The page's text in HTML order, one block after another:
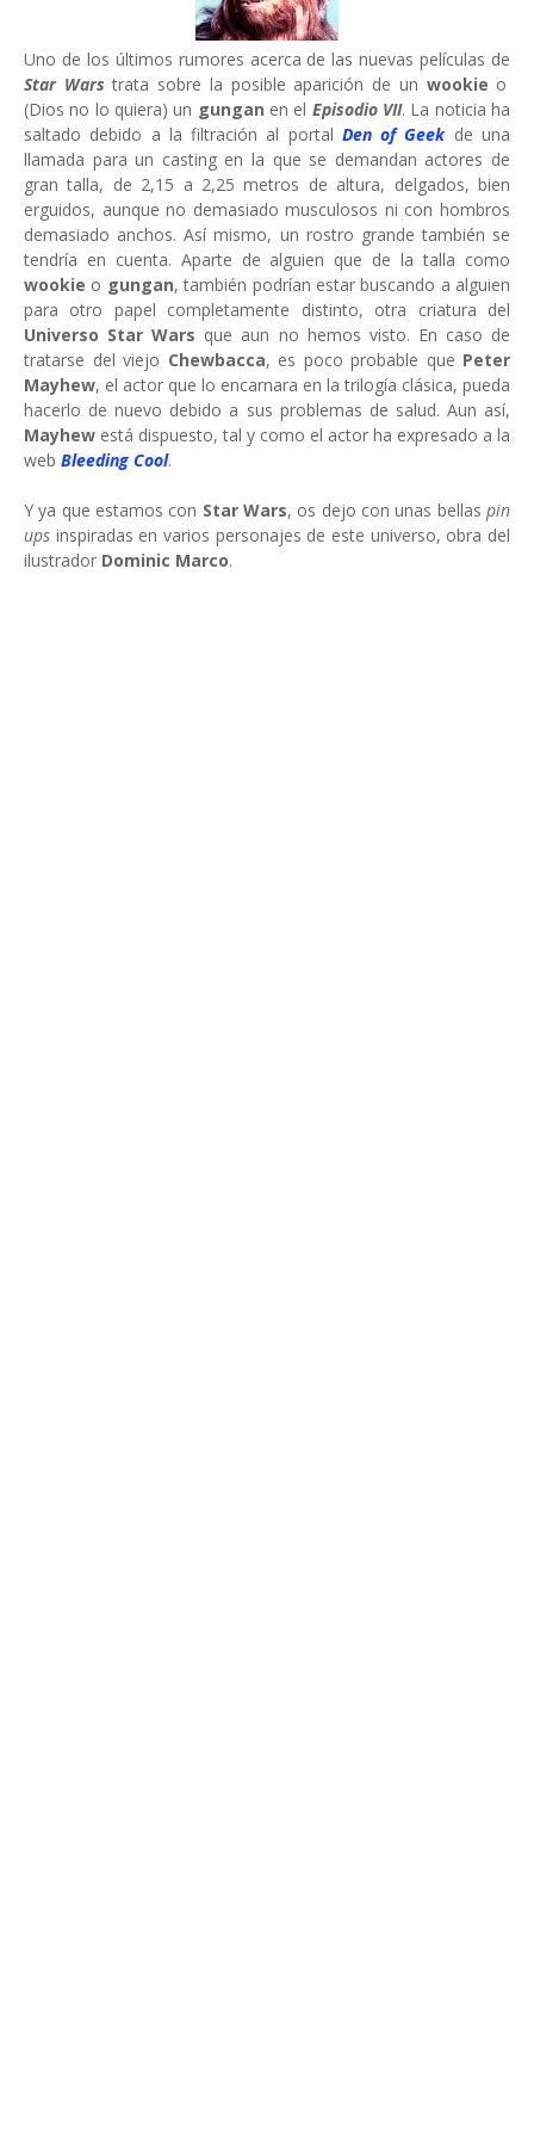
Uno de los últimos rumores acerca de las nuevas películas de
Star Wars trata sobre la posible aparición de un wookie o
(Dios no lo quiera) un gungan en el Episodio VII. La noticia ha
saltado debido a la filtración al portal Den of Geekde una
llamada para un casting en la que se demandan actores de
gran talla, de 2,15 a 2,25 metros de altura, delgados, bien
erguidos, aunque no demasiado musculosos ni con hombros
demasiado anchos. Así mismo, un rostro grande también se
tendría en cuenta. Aparte de alguien que de la talla como
wookie o gungan, también podrían estar buscando a alguien
para otro papel completamente distinto, otra criatura del
Universo Star Wars que aun no hemos visto. En caso de
tratarse del viejo Chewbacca, es poco probable que Peter
Mayhew, el actor que lo encarnara en la trilogía clásica, pueda
hacerlo de nuevo debido a sus problemas de salud. Aun así,
Mayhew está dispuesto, tal y como el actor ha expresado a la
web Bleeding Cool.
Y ya que estamos con Star Wars, os dejo con unas bellaspin
ups inspiradas en varios personajes de este universo, obra del
ilustrador Dominic Marco.